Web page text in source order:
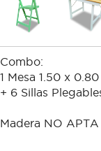
Combo:
1 Mesa 1.50 x
+ 6 Sillas
Madera NO